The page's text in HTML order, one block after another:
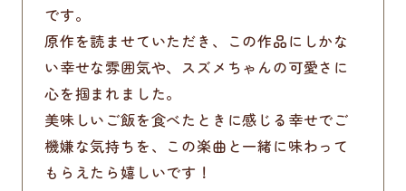
です。
原作を読ませていただき、この作品にしかな
い幸せな雰囲気や、スズメちゃんの可愛さに
心を掴まれました。
美味しいご飯を食べたときに感じる幸せでご
機嫌な気持ちを、この楽曲と一緒に味わって
もらえたら嬉しいです！